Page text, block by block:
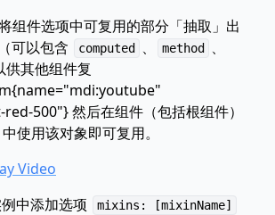
组件选项中可复用的部分「抽取」出
可以包含
computed 、 method 、
供其他组件复
500"} 然后在组件（包括根组件）
中使用该对象即可复用。
Video
中添加选项
mixins: [mixinName]